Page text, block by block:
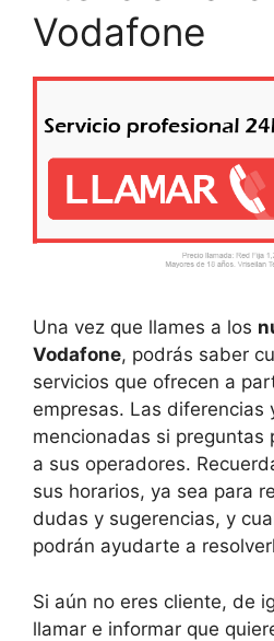
Vodafone
Una vez que llames a los
Vodafone, podrás saber
servicios que ofrecen a
empresas. Las diferencias
mencionadas si preguntas
a sus operadores.
sus horarios, ya sea para
dudas y sugerencias, y
podrán ayudarte a
Si aún no eres cliente, de
llamar e informar que